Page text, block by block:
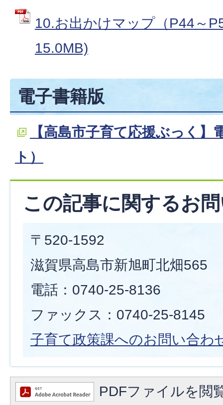
10.お出かけマップ（P44～
15.0MB)
電子書籍版
【高島市子育て応援ぶっく】
ト）
この記事に関するお
〒520-1592
滋賀県高島市新旭町北畑565
電話：0740-25-8136
ファックス：0740-25-8145
子育て政策課へのお問い合わ
PDFファイルを閲